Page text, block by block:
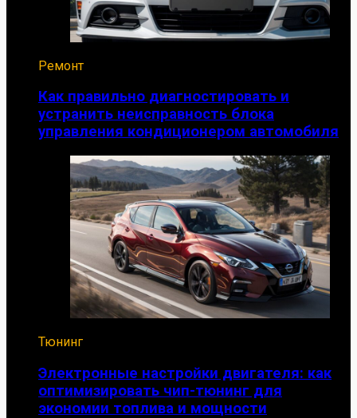
Ремонт
Как правильно диагностировать и
устранить неисправность блока
управления кондиционером автомобиля
Тюнинг
Электронные настройки двигателя: как
оптимизировать чип-тюнинг для
экономии топлива и мощности